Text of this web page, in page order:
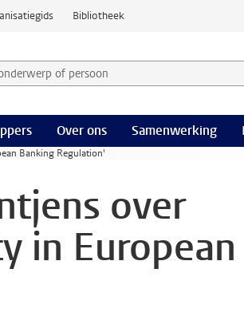
Bibliotheek
of persoon en selecteer
Over ons Samenwerking
Banking Regulation'
over
in